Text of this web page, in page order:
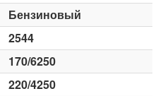
Бензиновый
2544
170/6250
220/4250